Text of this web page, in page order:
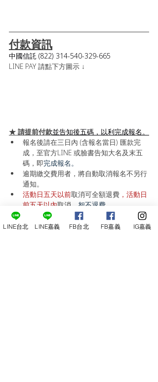
付款資訊
中國信託 (822) 314-540-329-665
LINE PAY 請點下方圖示 ↓
★ 請提前付款並告知後五碼，以利完成報名。
報名後請在三日內 (含報名當日) 匯款完
成，至官方LINE 或臉書告知大名及末五
碼，即完成報名。
逾期繳交費用者，將自動取消報名不另行
通知。
活動日五天以前取消可全額退費 ，活動日
前五天以內取消 ，恕不退費。
客服專線 週二-週六：13:00～22:00
LINE台北 LINE嘉義 FB台北 FB嘉義 IG嘉義